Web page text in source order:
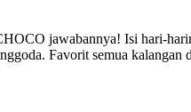
jawabannya! Isi hari-
Favorit semua